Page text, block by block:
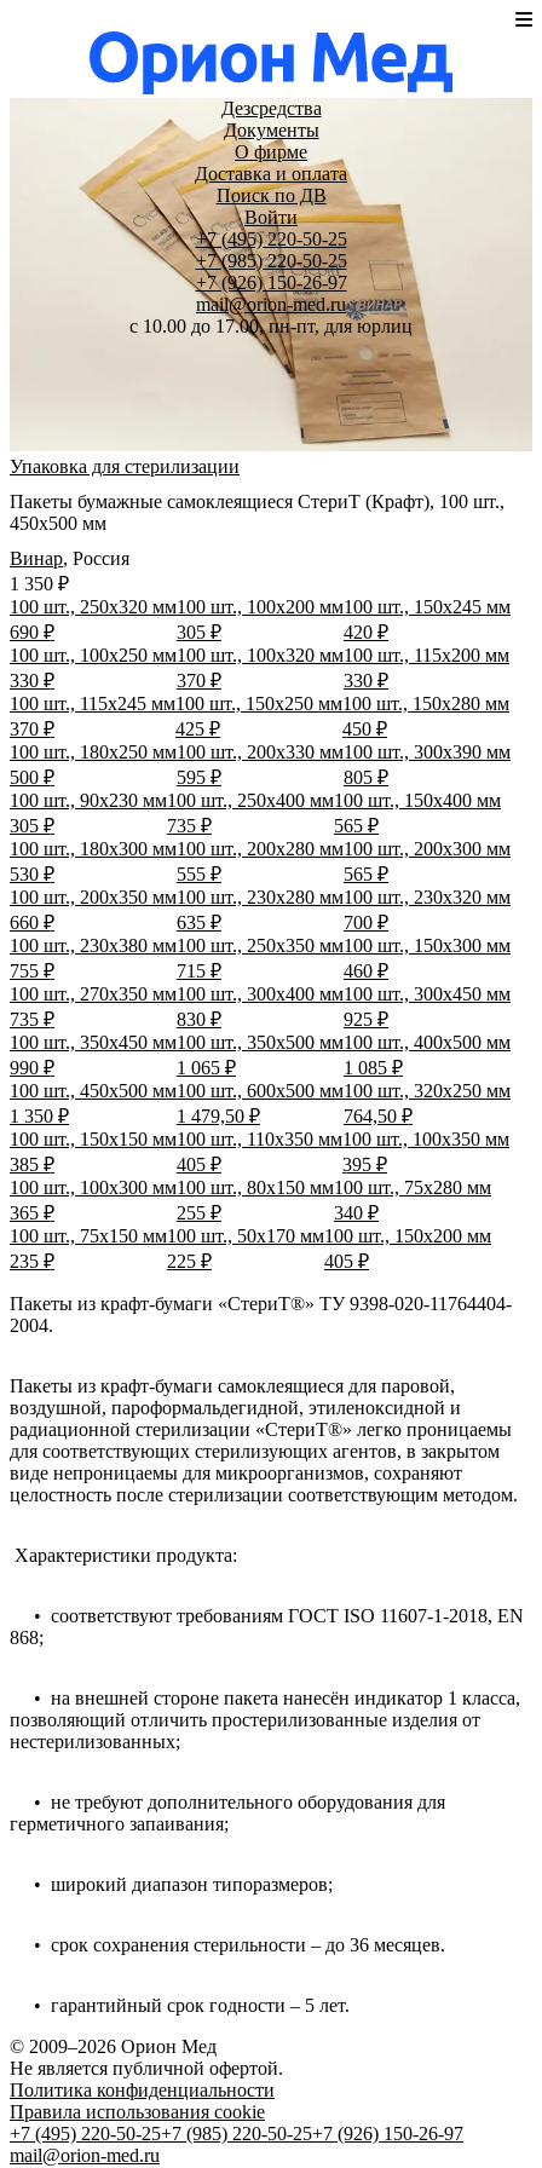
Дезсредства
Документы
О фирме
Доставка и оплата
Поиск по ДВ
Войти
+7 (495) 220-50-25
+7 (985) 220-50-25
+7 (926) 150-26-97
mail@orion-med.ru
c 10.00 до 17.00, пн-пт, для юрлиц
Упаковка для стерилизации
Пакеты бумажные самоклеящиеся СтериТ (Крафт), 100 шт.,
450х500 мм
Винар, Россия
100 шт., 250х320 мм
690 ₽
100 шт., 100х200 мм
305 ₽
100 шт., 150х245 мм
420 ₽
100 шт., 100х250 мм
330 ₽
100 шт., 100х320 мм
370 ₽
100 шт., 115х200 мм
330 ₽
100 шт., 115х245 мм
370 ₽
100 шт., 150х250 мм
425 ₽
100 шт., 150х280 мм
450 ₽
100 шт., 180х250 мм
500 ₽
100 шт., 200х330 мм
595 ₽
100 шт., 300х390 мм
805 ₽
100 шт., 90х230 мм
305 ₽
100 шт., 250х400 мм
735 ₽
100 шт., 150х400 мм
565 ₽
100 шт., 180х300 мм
530 ₽
100 шт., 200х280 мм
555 ₽
100 шт., 200х300 мм
565 ₽
100 шт., 200х350 мм
660 ₽
100 шт., 230х280 мм
635 ₽
100 шт., 230х320 мм
700 ₽
100 шт., 230х380 мм
755 ₽
100 шт., 250х350 мм
715 ₽
100 шт., 150х300 мм
460 ₽
100 шт., 270х350 мм
735 ₽
100 шт., 300х400 мм
830 ₽
100 шт., 300х450 мм
925 ₽
100 шт., 350х450 мм
990 ₽
100 шт., 350х500 мм
1 065 ₽
100 шт., 400х500 мм
1 085 ₽
100 шт., 450х500 мм
1 350 ₽
100 шт., 600х500 мм
1 479,50 ₽
100 шт., 320х250 мм
764,50 ₽
100 шт., 150х150 мм
385 ₽
100 шт., 110х350 мм
405 ₽
100 шт., 100х350 мм
395 ₽
100 шт., 100х300 мм
365 ₽
100 шт., 80х150 мм
255 ₽
100 шт., 75х280 мм
340 ₽
100 шт., 75х150 мм
235 ₽
100 шт., 50х170 мм
225 ₽
100 шт., 150х200 мм
405 ₽
Пакеты из крафт-бумаги «СтериТ®» ТУ 9398-020-11764404-
2004.
Пакеты из крафт-бумаги самоклеящиеся для паровой,
воздушной, пароформальдегидной, этиленоксидной и
радиационной стерилизации «СтериТ®» легко проницаемы
для соответствующих стерилизующих агентов, в закрытом
виде непроницаемы для микроорганизмов, сохраняют
целостность после стерилизации соответствующим методом.
Характеристики продукта:
• соответствуют требованиям ГОСТ ISO 11607-1-2018, EN
868;
• на внешней стороне пакета нанесён индикатор 1 класса,
позволяющий отличить простерилизованные изделия от
нестерилизованных;
• не требуют дополнительного оборудования для
герметичного запаивания;
• широкий диапазон типоразмеров;
• срок сохранения стерильности – до 36 месяцев.
• гарантийный срок годности – 5 лет.
1 350 ₽
© 2009–2026 Орион Мед
Не является публичной офертой.
Политика конфиденциальности
Правила использования cookie
+7 (495) 220-50-25+7 (985) 220-50-25+7 (926) 150-26-97
mail@orion-med.ru